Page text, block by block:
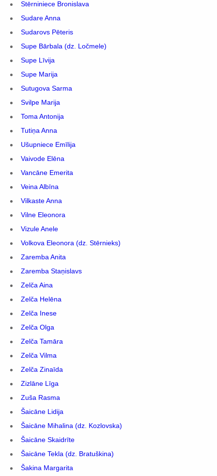
Stērniniece Bronislava
Sudare Anna
Sudarovs Pēteris
Supe Bārbala (dz. Ločmele)
Supe Līvija
Supe Marija
Sutugova Sarma
Svilpe Marija
Toma Antonija
Tutiņa Anna
Ušupniece Emīlija
Vaivode Elēna
Vancāne Emerita
Veina Albīna
Vilkaste Anna
Vilne Eleonora
Vizule Anele
Volkova Eleonora (dz. Stērnieks)
Zaremba Anita
Zaremba Staņislavs
Zelča Aina
Zelča Helēna
Zelča Inese
Zelča Olga
Zelča Tamāra
Zelča Vilma
Zelča Zinaīda
Zizlāne Līga
Zuša Rasma
Šaicāne Lidija
Šaicāne Mihalina (dz. Kozlovska)
Šaicāne Skaidrīte
Šaicāne Tekla (dz. Bratuškina)
Šakina Margarita